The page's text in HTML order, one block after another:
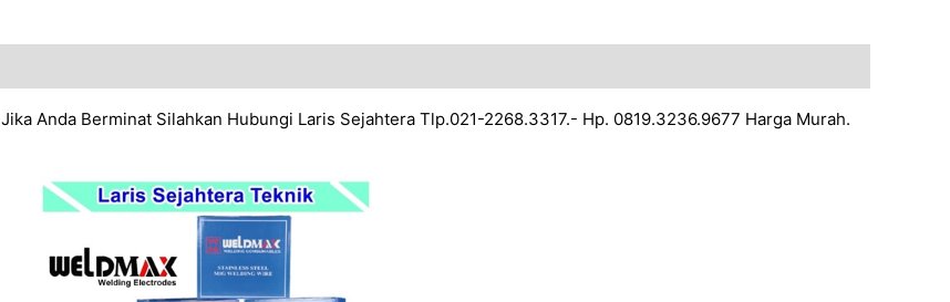
Jika Anda Berminat Silahkan Hubungi Laris Sejahtera Tlp.021-2268.3317.- Hp. 0819.3236.9677 Harga Murah.